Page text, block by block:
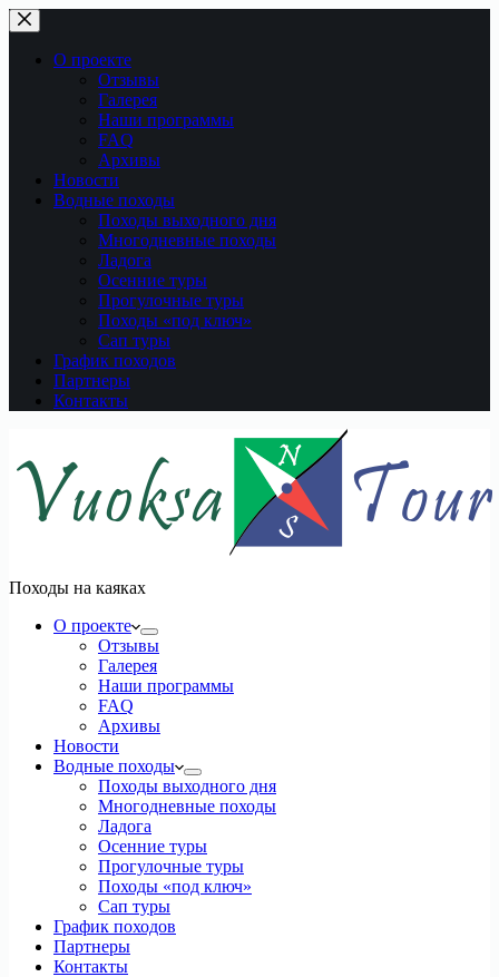
Перейти
к
сути
О проекте
Отзывы
Галерея
Наши программы
FAQ
Архивы
Новости
Водные походы
Походы выходного дня
Многодневные походы
Ладога
Осенние туры
Прогулочные туры
Походы «под ключ»
Сап туры
График походов
Партнеры
Контакты
Походы на каяках
О проекте
Отзывы
Галерея
Наши программы
FAQ
Архивы
Новости
Водные походы
Походы выходного дня
Многодневные походы
Ладога
Осенние туры
Прогулочные туры
Походы «под ключ»
Сап туры
График походов
Партнеры
Контакты